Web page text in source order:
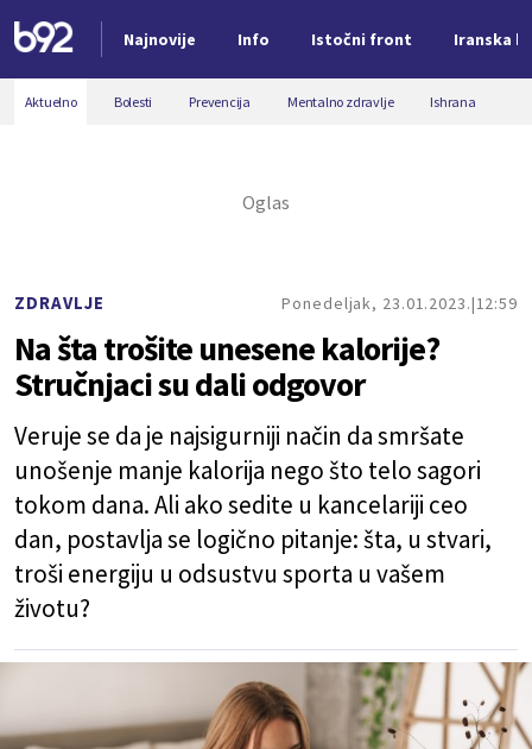
Najnovije Info Istočni front Iranska
Nova vest
Aktuelno Bolesti Prevencija Mentalno zdravlje Ishrana
ZDRAVLJE Ponedeljak, 23.01.2023. 12:59
Na šta trošite unesene kalorije?
Stručnjaci su dali odgovor
Veruje se da je najsigurniji način da smršate
unošenje manje kalorija nego što telo sagori
tokom dana. Ali ako sedite u kancelariji ceo
dan, postavlja se logično pitanje: šta, u stvari,
troši energiju u odsustvu sporta u vašem
životu?